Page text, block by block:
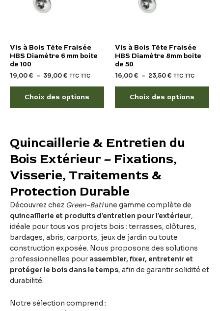
Vis à Bois Tête Fraisée
HBS Diamètre 6 mm boite
de 100
19,00€ – 39,00€ TTC TTC
Choix des options
choisies
page
du
Vis à Bois Tête Fraisée
HBS Diamètre 8mm boite
de 50
16,00€ – 23,50€ TTC TTC
Choix des options
du
Quincaillerie & Entretien du
Bois Extérieur – Fixations,
Visserie, Traitements &
Protection Durable
Découvrez chez Green-Batiune gamme complète de
quincaillerie et produits d’entretien pour l’extérieur,
idéale pour tous vos projets bois : terrasses, clôtures,
bardages, abris, carports, jeux de jardin ou toute
construction exposée. Nous proposons des solutions
professionnelles pour assembler, fixer, entretenir et
protéger le bois dans le temps, afin de garantir solidité et
durabilité.
Notre sélection comprend :